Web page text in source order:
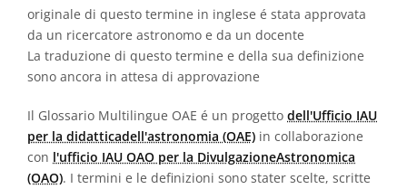
originale di questo termine in inglese é stata approvata
da un ricercatore astronomo e da un docente
La traduzione di questo termine e della sua definizione
sono ancora in attesa di approvazione
Il Glossario Multilingue OAE é un progetto dell'Ufficio IAU
per la didatticadell'astronomia (OAE) in collaborazione
con l'ufficio IAU OAO per la DivulgazioneAstronomica
(OAO). I termini e le definizioni sono stater scelte, scritte